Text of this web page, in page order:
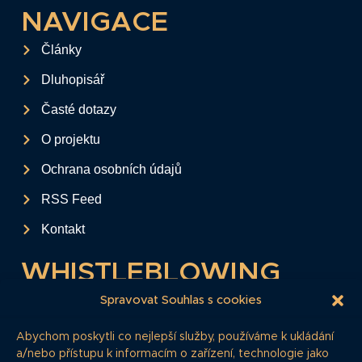
Spravovat Souhlas s cookies
Abychom poskytli co nejlepší služby, používáme k ukládání
a/nebo přístupu k informacím o zařízení, technologie jako
NAVIGACE
Články
Dluhopisář
Časté dotazy
O projektu
Ochrana osobních údajů
RSS Feed
Kontakt
WHISTLEBLOWING
Tento formulář slouží k anonymnímu zaslání
dluhopisům.